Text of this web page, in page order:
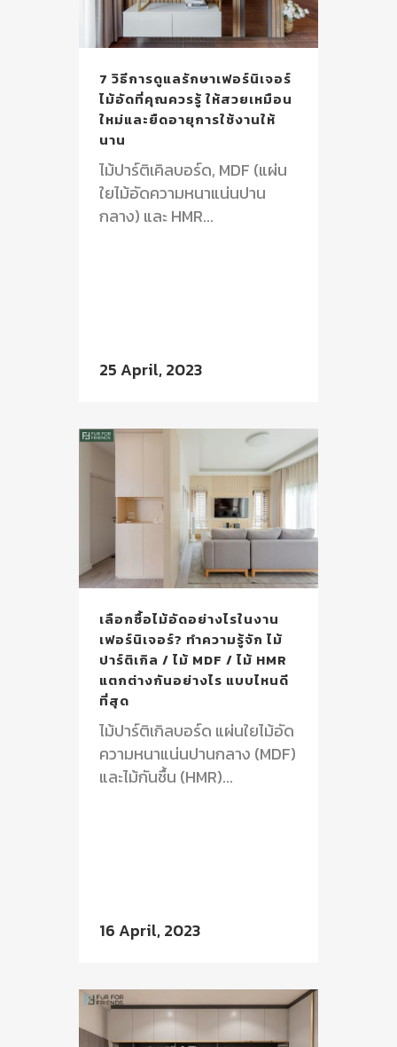
7 วิธีการดูแลรักษาเฟอร์นิเจอร์
ไม้อัดที่คุณควรรู้ ให้สวยเหมือน
ใหม่และยืดอายุการใช้งานให้
นาน
ไม้ปาร์ติเคิลบอร์ด, MDF (แผ่น
ใยไม้อัดความหนาแน่นปาน
กลาง) และ HMR...
25 April, 2023
เลือกซื้อไม้อัดอย่างไรในงาน
เฟอร์นิเจอร์? ทำความรู้จัก ไม้
ปาร์ติเกิล / ไม้ MDF / ไม้ HMR
แตกต่างกันอย่างไร แบบไหนดี
ที่สุด
ไม้ปาร์ติเกิลบอร์ด แผ่นใยไม้อัด
ความหนาแน่นปานกลาง (MDF)
และไม้กันชื้น (HMR)...
16 April, 2023